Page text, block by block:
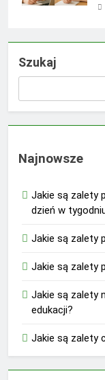
Szukaj
Najnowsze
Jakie są zalety
dzień w
Jakie są zalety
Jakie są zalety
Jakie są zalety
edukacji?
Jakie są zalety